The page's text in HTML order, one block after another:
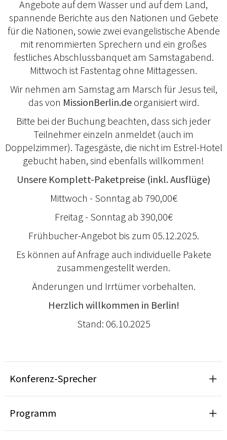
Angebote auf dem Wasser und auf dem Land,
spannende Berichte aus den Nationen und Gebete
für die Nationen, sowie zwei evangelistische Abende
mit renommierten Sprechern und ein großes
festliches Abschlussbanquet am Samstagabend.
Mittwoch ist Fastentag ohne Mittagessen.
Wir nehmen am Samstag am Marsch für Jesus teil,
das von MissionBerlin.deorganisiert wird.
Bitte bei der Buchung beachten, dass sich jeder
Teilnehmer einzeln anmeldet (auch im
Doppelzimmer). Tagesgäste, die nicht im Estrel-Hotel
gebucht haben, sind ebenfalls willkommen!
Unsere Komplett-Paketpreise (inkl. Ausflüge)
Mittwoch - Sonntag ab 790,00€
Freitag - Sonntag ab 390,00€
Frühbucher-Angebot bis zum 05.12.2025.
Es können auf Anfrage auch individuelle Pakete
zusammengestellt werden.
Änderungen und Irrtümer vorbehalten.
Herzlich willkommen in Berlin!
Stand: 06.10.2025
Konferenz-Sprecher
Programm